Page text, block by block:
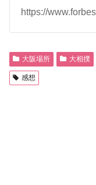
https://
大阪場所 大相撲
感想